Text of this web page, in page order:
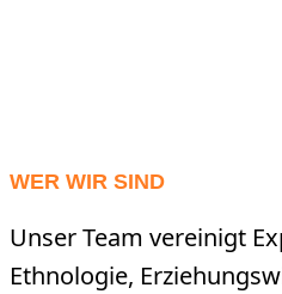
WER WIR SIND
Unser Team vereinigt
Ethnologie,